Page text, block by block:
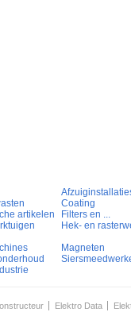
Coating
artikelen Filters en ...
Hek- en
Magneten
Elektro Data